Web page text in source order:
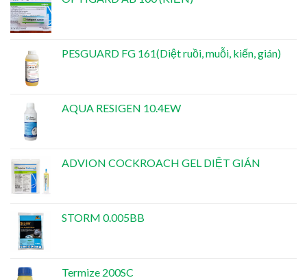
PESGUARD FG 161(Diệt ruồi, muỗi, kiến, gián)
AQUA RESIGEN 10.4EW
ADVION COCKROACH GEL DIỆT GIÁN
STORM 0.005BB
Termize 200SC